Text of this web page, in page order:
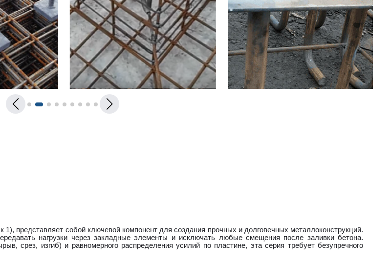
представляет собой ключевой компонент для создания прочных и долговечных металлоконструкций.
нагрузки через закладные элементы и исключать любые смещения после заливки бетона.
срез, изгиб) и равномерного распределения усилий по пластине, эта серия требует безупречного